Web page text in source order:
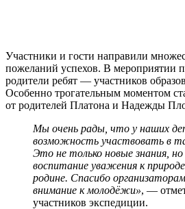
Участники и гости направили
пожеланий успехов. В мероприятии
родители ребят — участников
Особенно трогательным моментом
от родителей Платона и Надежды
Мы очень рады, что у наших
возможность участвовать в
Это не только новые знания,
воспитание уважения к
родине. Спасибо
внимание к молодёжи», —
участников экспедиции.